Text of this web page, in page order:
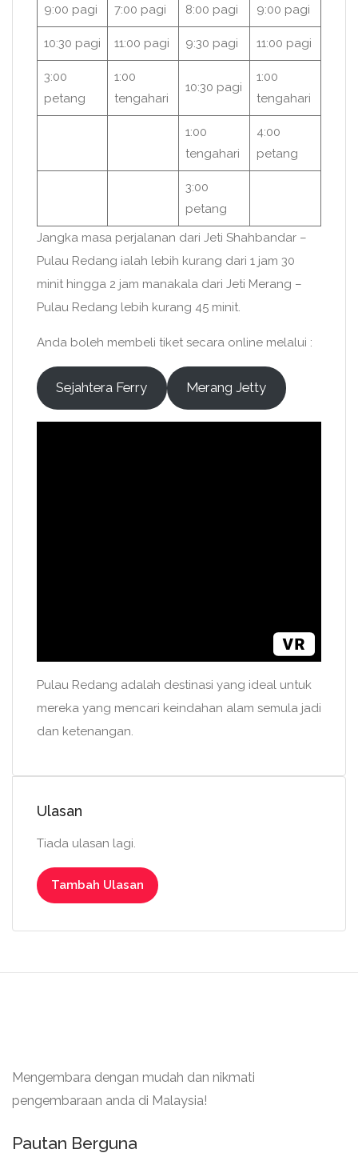
9:00 pagi 7:00 pagi 8:00 pagi 9:00 pagi
10:30 pagi 11:00 pagi 9:30 pagi 11:00 pagi
3:00
petang
1:00
tengahari
10:30 pagi
1:00
tengahari
1:00
tengahari
4:00
petang
3:00
petang
Jangka masa perjalanan dari Jeti Shahbandar –
Pulau Redang ialah lebih kurang dari 1 jam 30
minit hingga 2 jam manakala dari Jeti Merang –
Pulau Redang lebih kurang 45 minit.
Anda boleh membeli tiket secara online melalui :
Sejahtera Ferry Merang Jetty
Pulau Redang adalah destinasi yang ideal untuk
mereka yang mencari keindahan alam semula jadi
dan ketenangan.
Ulasan
Tiada ulasan lagi.
Tambah Ulasan
Mengembara dengan mudah dan nikmati
pengembaraan anda di Malaysia!
Pautan Berguna